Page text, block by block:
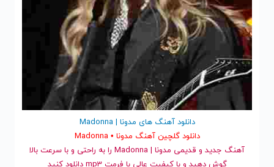
دانلود آهنگ های مدونا | Madonna
دانلود گلچین آهنگ مدونا • Madonna
آهنگ جدید
و قدیمی مدونا | Madonna را به راحتی و با سرعت بالا
گوش دهید و با کیفیت عالی با فرمت mp3 دانلود کنید